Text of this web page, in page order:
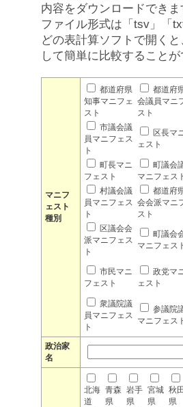
内容をダウンロードできま
ファイル形式は「tsv」「
どの表計算ソフトで開く
して簡単に比較することが
マニフ
ェスト
種別
都道府県
知事マニフェ
スト
都道府
会議員マニ
スト
市議会議
員マニフェス
ト
区長マ
ェスト
町長マニ
フェスト
町議会
マニフェス
村議会議
員マニフェス
ト
都道府
会会派マニ
スト
区議会会
派マニフェス
ト
町議会
マニフェス
市民マニ
フェスト
政党マ
ェスト
衆議院議
員マニフェス
ト
参議院
マニフェス
政治家
名
北海
道
青森
県
岩手
県
宮城
県
秋田
県